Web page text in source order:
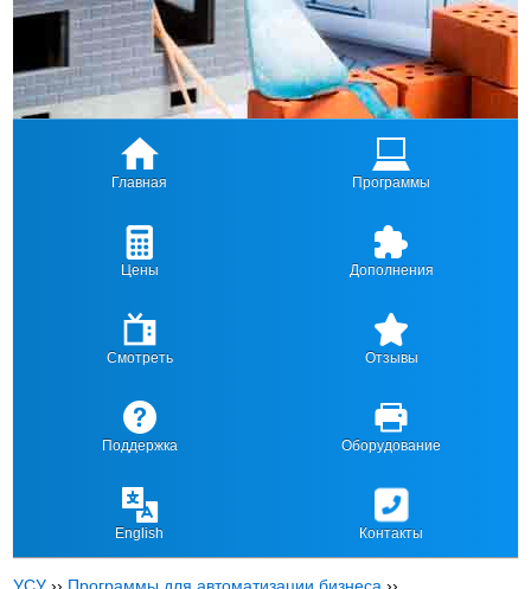
Главная Программы
Цены Дополнения
Смотреть Отзывы
Поддержка Оборудование
English Контакты